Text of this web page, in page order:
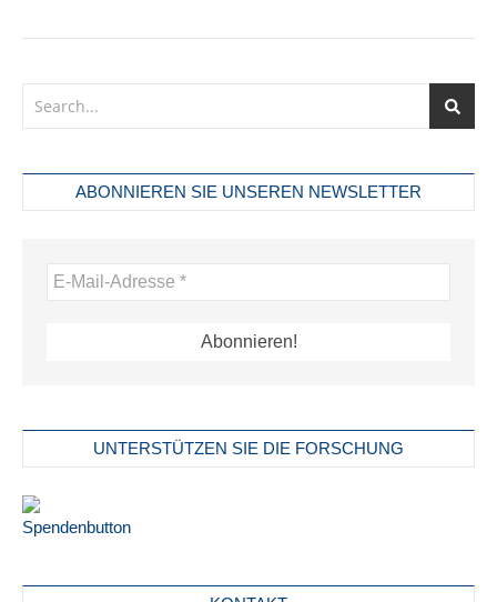
ABONNIEREN SIE UNSEREN NEWSLETTER
UNTERSTÜTZEN SIE DIE FORSCHUNG